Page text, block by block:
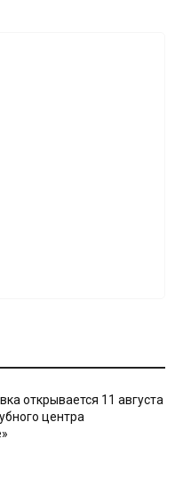
открывается 11 августа
центра